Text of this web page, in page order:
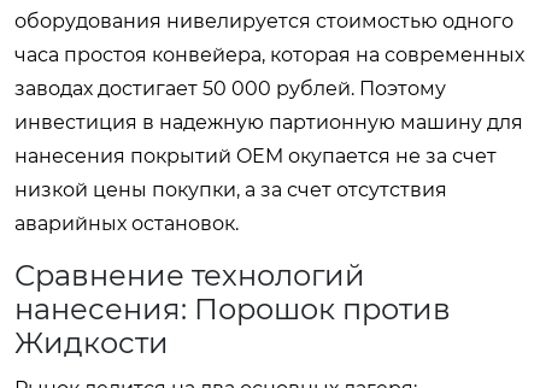
оборудования нивелируется стоимостью одного
часа простоя конвейера, которая на современных
заводах достигает 50 000 рублей. Поэтому
инвестиция в надежную партионную машину для
нанесения покрытий OEM окупается не за счет
низкой цены покупки, а за счет отсутствия
аварийных остановок.
Сравнение технологий
нанесения: Порошок против
Жидкости